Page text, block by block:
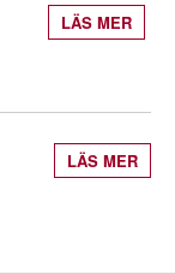
LÄS MER
LÄS MER